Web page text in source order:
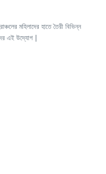
মহিলাদের হাতে তৈরী বিভিন্ন
এই উদ্যোগ |